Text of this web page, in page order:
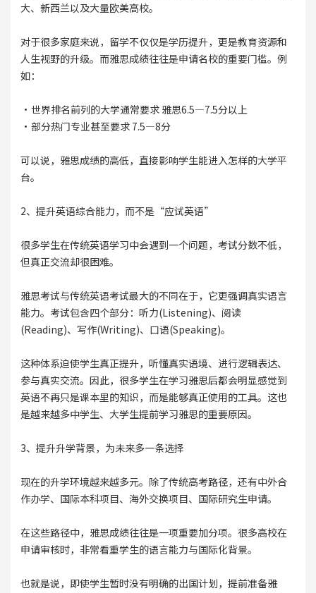
大、新西兰以及大量欧美高校。
对于很多家庭来说，留学不仅仅是学历提升，更是教育资源和
人生视野的升级。而雅思成绩往往是申请名校的重要门槛。例
如：
·世界排名前列的大学通常要求 雅思6.5—7.5分以上
·部分热门专业甚至要求 7.5—8分
可以说，雅思成绩的高低，直接影响学生能进入怎样的大学平
台。
2、提升英语综合能力，而不是“应试英语”
很多学生在传统英语学习中会遇到一个问题，考试分数不低，
但真正交流却很困难。
雅思考试与传统英语考试最大的不同在于，它更强调真实语言
能力。考试包含四个部分：听力(Listening)、阅读
(Reading)、写作(Writing)、口语(Speaking)。
这种体系迫使学生真正提升，听懂真实语境、进行逻辑表达、
参与真实交流。因此，很多学生在学习雅思后都会明显感觉到
英语不再只是课本里的知识，而是能够真正使用的工具。这也
是越来越多中学生、大学生提前学习雅思的重要原因。
3、提升升学背景，为未来多一条选择
现在的升学环境越来越多元。除了传统高考路径，还有中外合
作办学、国际本科项目、海外交换项目、国际研究生申请。
在这些路径中，雅思成绩往往是一项重要加分项。很多高校在
申请审核时，非常看重学生的语言能力与国际化背景。
也就是说，即使学生暂时没有明确的出国计划，提前准备雅